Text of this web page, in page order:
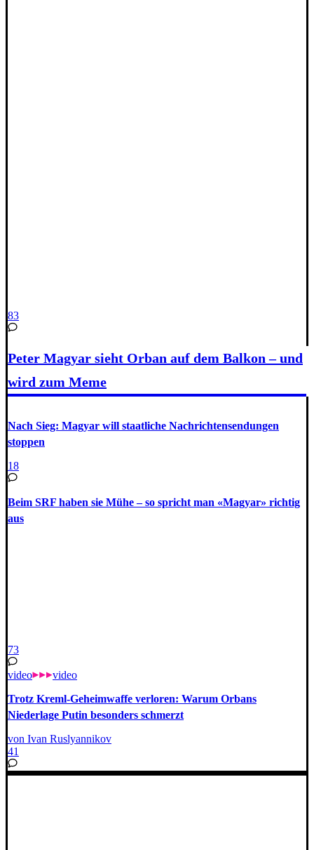
83
Peter Magyar sieht Orban auf dem Balkon – und
wird zum Meme
Nach Sieg: Magyar will staatliche Nachrichtensendungen
stoppen
18
Beim SRF haben sie Mühe – so spricht man «Magyar» richtig
aus
73
video video
Trotz Kreml-Geheimwaffe verloren: Warum Orbans
Niederlage Putin besonders schmerzt
von Ivan Ruslyannikov
41